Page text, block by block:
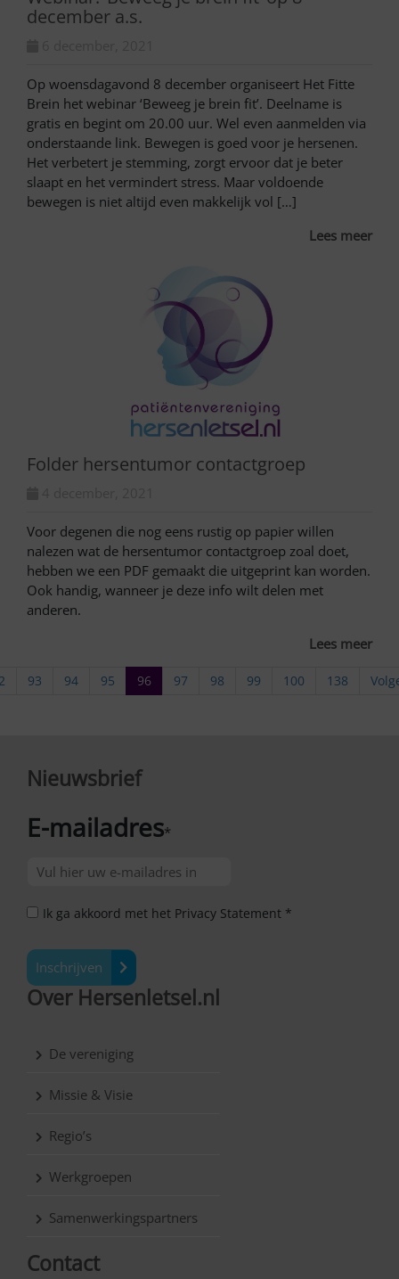
december a.s.
Op woensdagavond 8 december organiseert Het Fitte
Brein het webinar ‘Beweeg je brein fit’. ​Deelname is
gratis en begint om 20.00 uur. Wel even aanmelden via
onderstaande link. Bewegen is goed voor je hersenen.
Het verbetert je stemming, zorgt ervoor dat je beter
slaapt en het vermindert stress. Maar voldoende
bewegen is niet altijd even makkelijk vol […]
Lees meer
Folder hersentumor contactgroep
Voor degenen die nog eens rustig op papier willen
nalezen wat de hersentumor contactgroep zoal doet,
hebben we een PDF gemaakt die uitgeprint kan worden.
Ook handig, wanneer je deze info wilt delen met
anderen.
Lees meer
93 94 95 96 97 98 99 100 138
Nieuwsbrief
E-mailadres*
Ik ga akkoord met het Privacy Statement *
Inschrijven
Over Hersenletsel.nl
De vereniging
Missie & Visie
Regio’s
Werkgroepen
Samenwerkingspartners
Contact